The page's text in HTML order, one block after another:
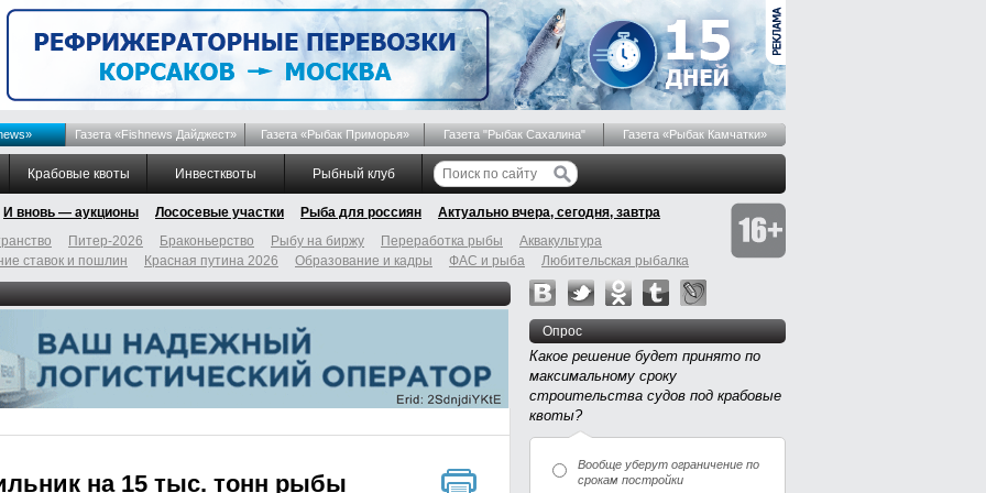
Газета «Fishnews Дайджест» Газета «Рыбак Приморья» Газета "Рыбак Сахалина" Газета «Рыбак Камчатки»
Крабовые квоты Инвестквоты Рыбный клуб
И вновь — аукционы Лососевые участки Рыба для россиян
Актуально вчера, сегодня, завтра
Питер-2026 Браконьерство Рыбу на биржу Переработка рыбы
Аквакультура
ставок и пошлин Красная путина 2026 Образование и кадры ФАС и рыба Любительская рыбалка
на 15 тыс. тонн рыбы
Опрос
Какое решение будет принято по
максимальному сроку
строительства судов под крабовые
квоты?
Вообще уберут ограничение по
срокам постройки